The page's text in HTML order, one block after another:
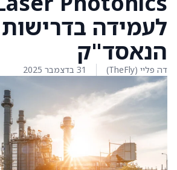
לעמידה בדרישות
הנאסד"ק
דה פליי (TheFly) 31 בדצמבר 2025